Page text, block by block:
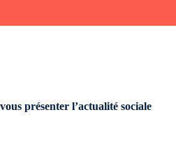
présenter l’actualité sociale